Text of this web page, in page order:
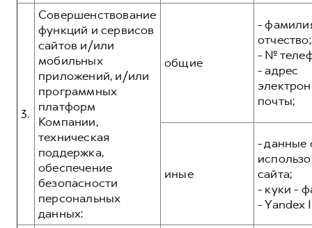
3.
Совершенствование
функций и сервисов
сайтов и/или
мобильных
приложений, и/или
программных
платформ
Компании,
техническая
поддержка,
обеспечение
безопасности
персональных
данных:
общие
-
отчество;
- №
- адрес
почты;
иные
- данные
сайта;
- куки -
- Yandex